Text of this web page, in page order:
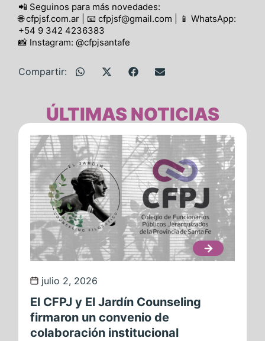
📲 Seguinos para más novedades:
🌐 cfpjsf.com.ar | 📧 cfpjsf@gmail.com | 📱 WhatsApp:
+54 9 342 4236383
📸 Instagram: @cfpjsantafe
Compartir:
ÚLTIMAS NOTICIAS
julio 2, 2026
El CFPJ y El Jardín Counseling
firmaron un convenio de
colaboración institucional